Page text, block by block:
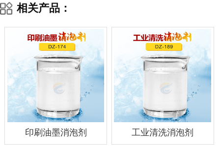
相关产品：
印刷油墨消泡剂 工业清洗消泡剂